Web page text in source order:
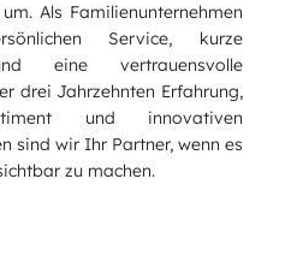
Als Familienunternehmen
Service, kurze
eine vertrauensvolle
drei Jahrzehnten Erfahrung,
und innovativen
sind wir Ihr Partner, wenn es
zu machen.